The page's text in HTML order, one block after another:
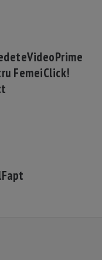
VideoPrime
FemeiClick!
Fapt